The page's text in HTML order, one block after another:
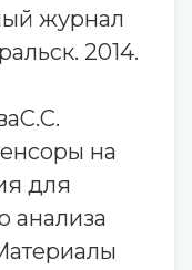
журнал
2014.
на
для
анализа